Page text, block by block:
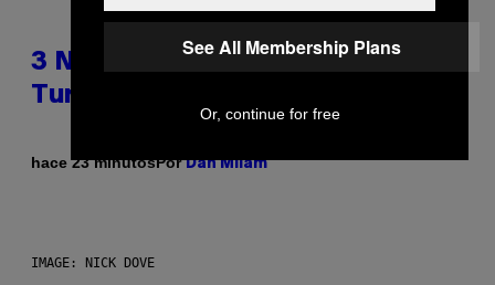
3 No-Skip Geek Rock Albums
Turning 30 This Year
hace 23 minutosPorDan Milam
IMAGE: NICK DOVE
See All Membership Plans
Or, continue for free